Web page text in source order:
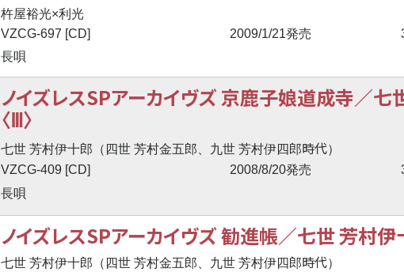
杵屋裕光×利光
VZCG-697 [CD]
2009/1/21発売
長唄
ノイズレスSPアーカイヴズ 京鹿子娘道成寺／七
〈Ⅲ〉
七世 芳村伊十郎（四世 芳村金五郎、九世 芳村伊四郎時代）
VZCG-409 [CD]
2008/8/20発売
長唄
ノイズレスSPアーカイヴズ 勧進帳／七世 芳村伊
七世 芳村伊十郎（四世 芳村金五郎、九世 芳村伊四郎時代）